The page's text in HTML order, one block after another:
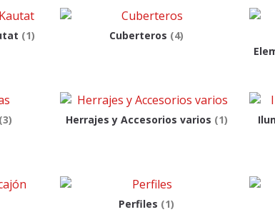
(1) Cuberteros (4)
(3) Herrajes y Accesorios varios (1)
Perfiles (1)